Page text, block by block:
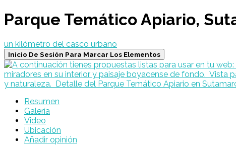
Parque Temático Apiario,
un kilómetro del casco urbano
Inicio De Sesión Para Marcar Los Elementos
Resumen
Galería
Video
Ubicación
Añadir opinión